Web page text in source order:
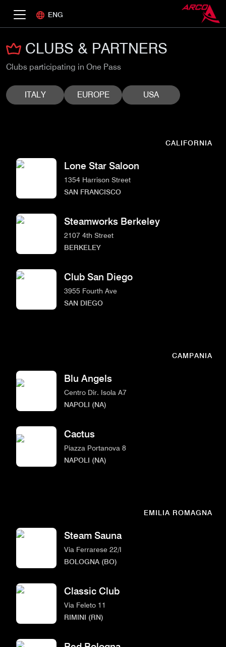
ENG
CLUBS & PARTNERS
Clubs participating in One Pass
ITALY EUROPE USA
CALIFORNIA
Lone Star Saloon
1354 Harrison Street
SAN FRANCISCO
Steamworks Berkeley
2107 4th Street
BERKELEY
Club San Diego
3955 Fourth Ave
SAN DIEGO
CAMPANIA
Blu Angels
Centro Dir. Isola A7
NAPOLI (NA)
Cactus
Piazza Portanova 8
NAPOLI (NA)
EMILIA ROMAGNA
Steam Sauna
Via Ferrarese 22/I
BOLOGNA (BO)
Classic Club
Via Feleto 11
RIMINI (RN)